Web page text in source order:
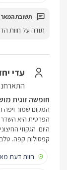
תודה על חוות
עדי
חופשה זוגית
המקום שמור ויפה
הפרטית היא
היום. הגקוזי
קפסולות קפה.
חוות דעת